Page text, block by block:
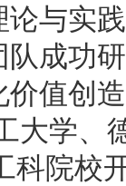
与实
成功
值创
大学、
科院校